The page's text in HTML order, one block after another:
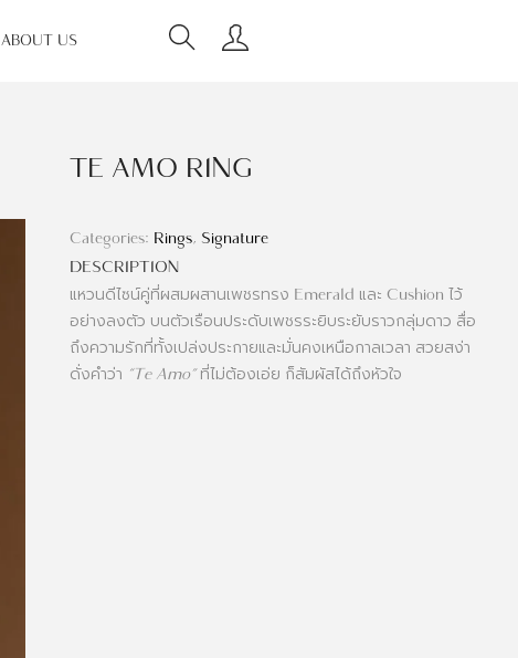
ABOUT US
TE AMO RING
Categories: Rings, Signature
DESCRIPTION
แหวนดีไซน์คู่ที่ผสมผสานเพชรทรง Emerald และ Cushion ไว้
อย่างลงตัว บนตัวเรือนประดับเพชรระยิบระยับราวกลุ่มดาว สื่อ
ถึงความรักที่ทั้งเปล่งประกายและมั่นคงเหนือกาลเวลา สวยสง่า
ดั่งคำว่า “Te Amo”ที่ไม่ต้องเอ่ย ก็สัมผัสได้ถึงหัวใจ